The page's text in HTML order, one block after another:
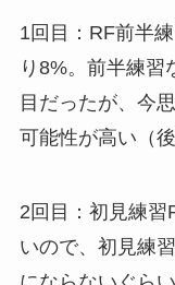
1回目：RF前半
り8%。前半練習
目だったが、今
可能性が高い（
2回目：初見練
いので、初見練